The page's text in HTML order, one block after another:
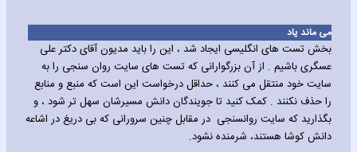
می ماند یاد
بخش تست های انگلیسی ایجاد شد ، این را باید مدیون آقای دکتر علی
عسگری باشیم . از آن بزرگوارانی که تست های سایت روان سنجی را به
سایت خود منتقل می کنند ، حداقل درخواست این است که منبع و منابع
را حذف نکنند . کمک کنید تا جویندگان دانش مسیرشان سهل تر شود ، و
بگذارید که سایت روانسنجی در مقابل چنین سرورانی که بی دریغ در اشاعه
دانش کوشا هستند، شرمنده نشود.